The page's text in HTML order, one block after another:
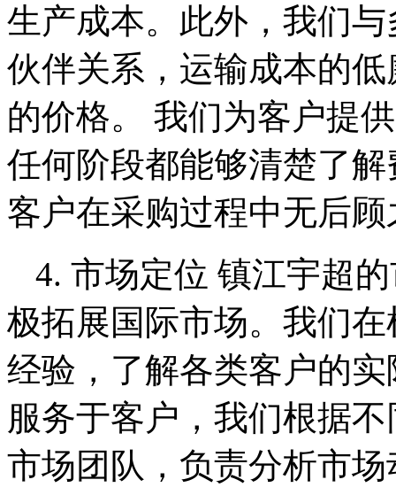
生产成本。此外，我们
伙伴关系，运输成本的
的价格。 我们为客户提
任何阶段都能够清楚了
客户在采购过程中无后顾
4. 市场定位 镇江宇超
极拓展国际市场。我们
经验，了解各类客户的
服务于客户，我们根据
市场团队，负责分析市